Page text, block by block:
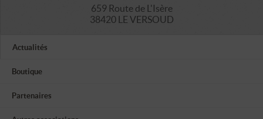
659 Route de L'Isère
38420 LE VERSOUD
Actualités
Boutique
Partenaires